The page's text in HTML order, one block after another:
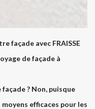
façade avec FRAISSE
de façade à
? Non, puisque
efficaces pour les